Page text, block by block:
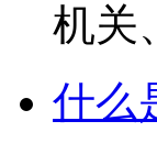
机关
什么